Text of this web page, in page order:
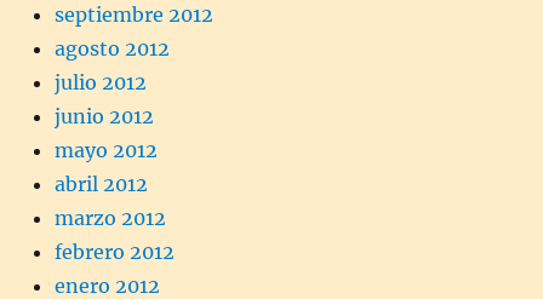
septiembre 2012
agosto 2012
julio 2012
junio 2012
mayo 2012
abril 2012
marzo 2012
febrero 2012
enero 2012